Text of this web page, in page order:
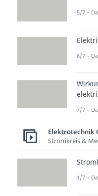
einer
5/7 –
6/7 –
7/7 –
Elektrotechnik
Stromkreis &
1/7 –